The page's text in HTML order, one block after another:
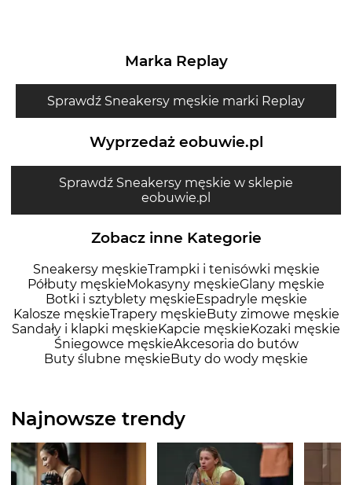
Marka Replay
Sprawdź Sneakersy męskie marki Replay
Wyprzedaż eobuwie.pl
Sprawdź Sneakersy męskie w sklepie
eobuwie.pl
Zobacz inne Kategorie
Sneakersy męskieTrampki i tenisówki męskie
Półbuty męskie Mokasyny męskieGlany męskie
Botki i sztyblety męskie Espadryle męskie
Kalosze męskieTrapery męskie Buty zimowe męskie
Sandały i klapki męskie Kapcie męskie Kozaki męskie
Śniegowce męskieAkcesoria do butów
Buty ślubne męskie Buty do wody męskie
Najnowsze trendy